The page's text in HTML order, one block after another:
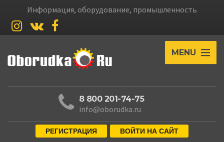
Информация, оборудование, промышленность
MENU
8 800 201-74-75
info@oborudka.ru
РЕГИСТРАЦИЯ ВОЙТИ НА САЙТ